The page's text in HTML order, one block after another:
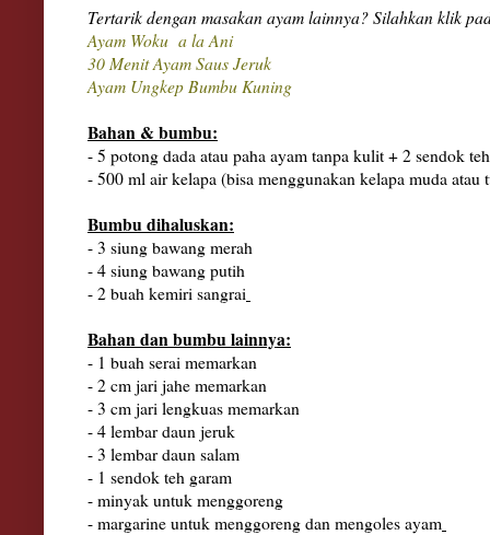
Tertarik dengan masakan ayam lainnya? Silahkan klik
Ayam Woku ala Ani
30 Menit Ayam Saus Jeruk
Ayam Ungkep Bumbu Kuning
Bahan & bumbu:
- 5 potong dada atau paha ayam tanpa kulit + 2 sendok
- 500 ml air kelapa (bisa menggunakan kelapa muda atau
Bumbu dihaluskan:
- 3 siung bawang merah
- 4 siung bawang putih
- 2 buah kemiri sangrai
Bahan dan bumbu lainnya:
- 1 buah serai memarkan
- 2cm jari jahe memarkan
- 3 cm jari lengkuas memarkan
- 4 lembar daun jeruk
- 3 lembar daun salam
- 1 sendok teh garam
- minyak untuk menggoreng
- margarine untuk menggoreng dan mengoles ayam